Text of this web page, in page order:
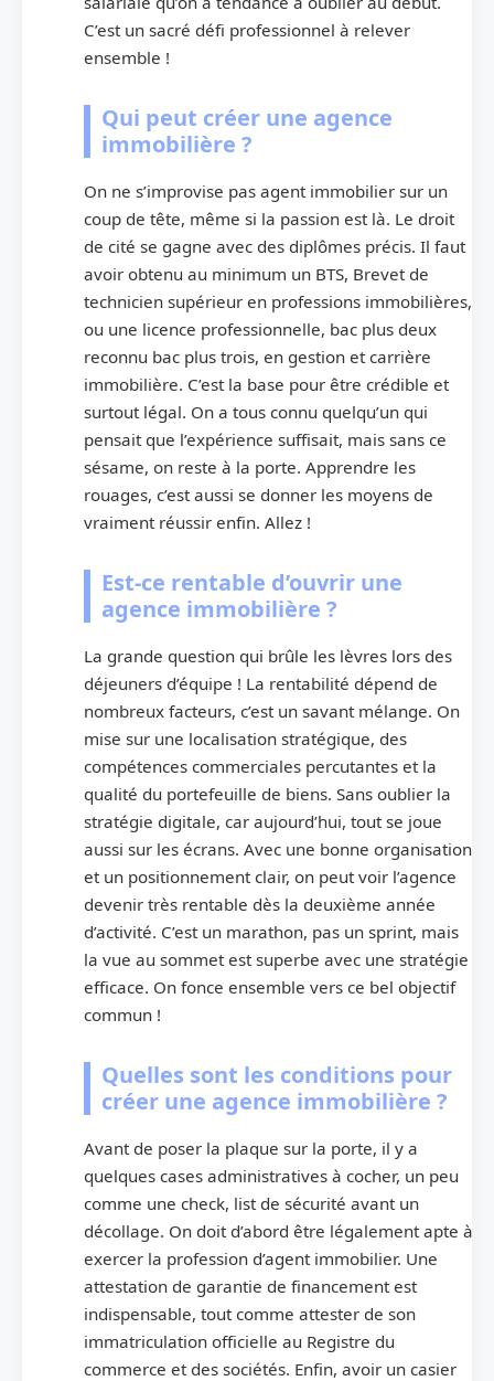
C’est un sacré défi professionnel à relever
ensemble !
Qui peut créer une agence
immobilière ?
On ne s’improvise pas agent immobilier sur un
coup de tête, même si la passion est là. Le droit
de cité se gagne avec des diplômes précis. Il faut
avoir obtenu au minimum un BTS, Brevet de
technicien supérieur en professions immobilières,
ou une licence professionnelle, bac plus deux
reconnu bac plus trois, en gestion et carrière
immobilière. C’est la base pour être crédible et
surtout légal. On a tous connu quelqu’un qui
pensait que l’expérience suffisait, mais sans ce
sésame, on reste à la porte. Apprendre les
rouages, c’est aussi se donner les moyens de
vraiment réussir enfin. Allez !
Est-ce rentable d’ouvrir une
agence immobilière ?
La grande question qui brûle les lèvres lors des
déjeuners d’équipe ! La rentabilité dépend de
nombreux facteurs, c’est un savant mélange. On
mise sur une localisation stratégique, des
compétences commerciales percutantes et la
qualité du portefeuille de biens. Sans oublier la
stratégie digitale, car aujourd’hui, tout se joue
aussi sur les écrans. Avec une bonne organisation
et un positionnement clair, on peut voir l’agence
devenir très rentable dès la deuxième année
d’activité. C’est un marathon, pas un sprint, mais
la vue au sommet est superbe avec une stratégie
efficace. On fonce ensemble vers ce bel objectif
commun !
Quelles sont les conditions pour
créer une agence immobilière ?
Avant de poser la plaque sur la porte, il y a
quelques cases administratives à cocher, un peu
comme une check, list de sécurité avant un
décollage. On doit d’abord être légalement apte à
exercer la profession d’agent immobilier. Une
attestation de garantie de financement est
indispensable, tout comme attester de son
immatriculation officielle au Registre du
commerce et des sociétés. Enfin, avoir un casier